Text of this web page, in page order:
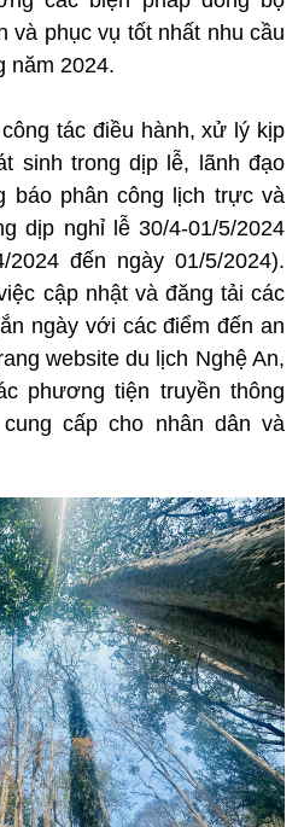
và phục vụ tốt nhất nhu cầu
năm 2024.
tác điều hành, xử lý kịp
sinh trong dịp lễ, lãnh đạo
báo phân công lịch trực và
dịp nghỉ lễ 30/4-01/5/2024
đến ngày 01/5/2024).
cập nhật và đăng tải các
ngày với các điểm đến an
website du lịch Nghệ An,
phương tiện truyền thông
cấp cho nhân dân và